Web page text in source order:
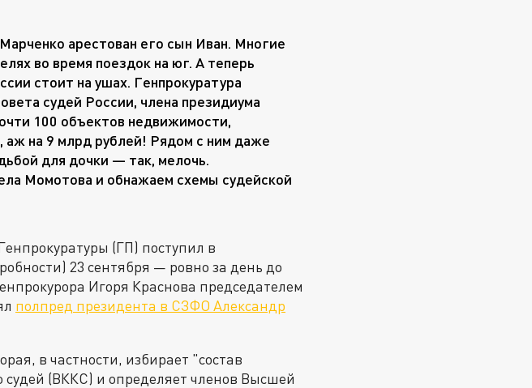
арестован его сын Иван. Многие
во время поездок на юг. А теперь
стоит на ушах. Генпрокуратура
судей России, члена президиума
100 объектов недвижимости,
аж на 9 млрд рублей! Рядом с ним даже
для дочки — так, мелочь.
Момотова и обнажаем схемы судейской
(ГП) поступил в
23 сентября — ровно за день до
Игоря Краснова председателем
полпред президента в СЗФО Александр
в частности, избирает "состав
(ВККС) и определяет членов Высшей